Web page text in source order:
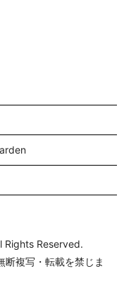
Rights Reserved.
断複写・転載を禁じま